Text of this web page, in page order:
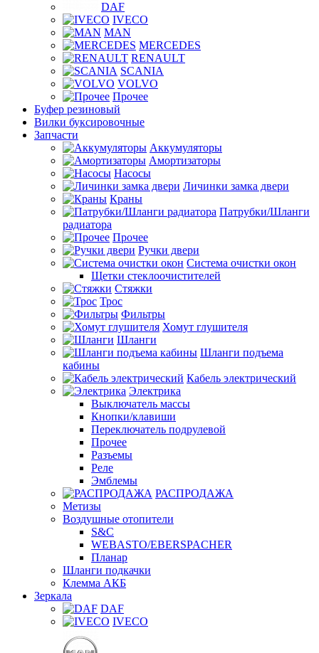
DAF
IVECO
MAN
MERCEDES
RENAULT
SCANIA
VOLVO
Прочее
Буфер резиновый
Вилки буксировочные
Запчасти
Аккумуляторы
Амортизаторы
Насосы
Личинки замка двери
Краны
Патрубки/Шланги
радиатора
Прочее
Ручки двери
Система очистки окон
Щетки стеклоочистителей
Стяжки
Трос
Фильтры
Хомут глушителя
Шланги
Шланги подъема
кабины
Кабель электрический
Электрика
Выключатель массы
Кнопки/клавиши
Переключатель подрулевой
Прочее
Разъемы
Реле
Эмблемы
РАСПРОДАЖА
Метизы
Воздушные отопители
S&C
WEBASTO/EBERSPACHER
Планар
Шланги подкачки
Клемма АКБ
Зеркала
DAF
IVECO